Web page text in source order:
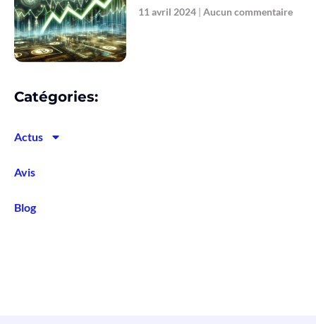
11 avril 2024 Aucun commentaire
Catégories:
Actus
Avis
Blog